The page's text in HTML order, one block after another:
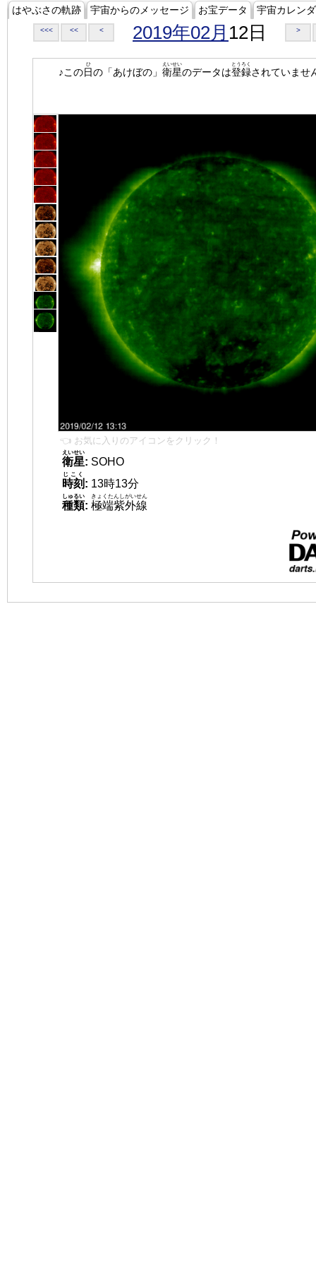
はやぶさの軌跡 宇宙からのメッセージ お宝データ 宇宙カレン
<<< << < 2019年02月 12日 >
♪この日
ひ
の「あけぼの」 衛星
えいせい
のデータは登録
とうろく
されていませ
👈 お気に入りのアイコンをクリック！
衛星
えいせい
: SOHO
時刻
じこく
: 13時13分
種類
しゅるい
: 極端紫外線
きょくたんしがいせん